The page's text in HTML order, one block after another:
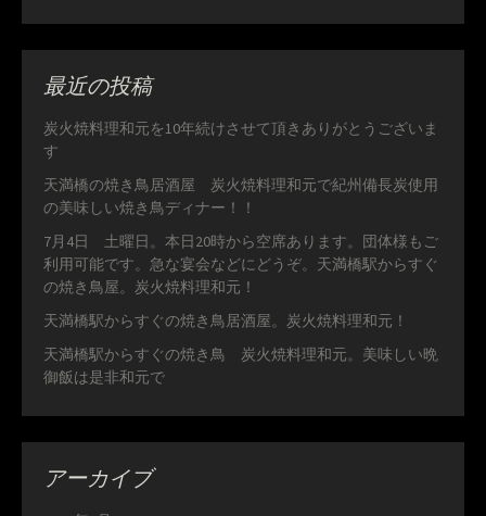
最近の投稿
炭火焼料理和元を10年続けさせて頂きありがとうございま
す
天満橋の焼き鳥居酒屋 炭火焼料理和元で紀州備長炭使用
の美味しい焼き鳥ディナー！！
7月4日 土曜日。本日20時から空席あります。団体様もご
利用可能です。急な宴会などにどうぞ。天満橋駅からすぐ
の焼き鳥屋。炭火焼料理和元！
天満橋駅からすぐの焼き鳥居酒屋。炭火焼料理和元！
天満橋駅からすぐの焼き鳥 炭火焼料理和元。美味しい晩
御飯は是非和元で
アーカイブ